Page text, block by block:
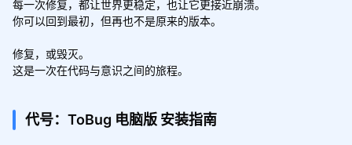
每一次修复，都让世界更稳定，也让它更接近崩溃。
你可以回到最初，但再也不是原来的版本。
修复，或毁灭。
这是一次在代码与意识之间的旅程。
代号：ToBug 电脑版 安装指南